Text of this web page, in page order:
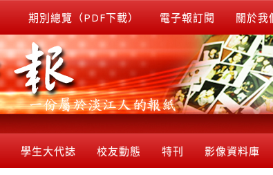
期別總覽（PDF下載） 電子報訂閱 關於我
學生大代誌 校友動態 特刊 影像資料庫